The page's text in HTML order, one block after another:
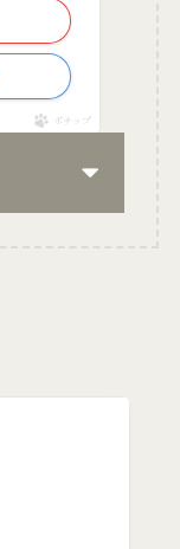
ポチップ